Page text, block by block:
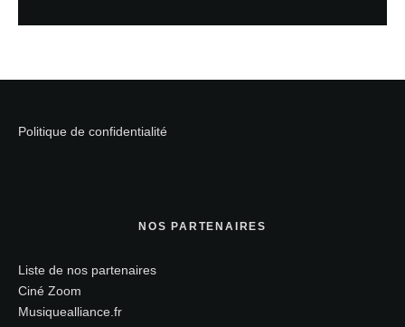
Politique de confidentialité
NOS PARTENAIRES
Liste de nos partenaires
Ciné Zoom
Musiquealliance.fr